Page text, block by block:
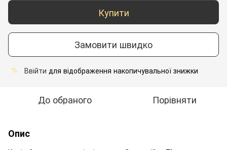
Купити
Замовити швидко
% Ввійти для відображення накопичувальної знижки
До обраного Порівняти
Опис